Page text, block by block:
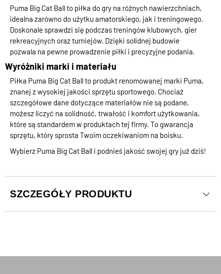
Puma Big Cat Ball to piłka do gry na różnych nawierzchniach,
idealna zarówno do użytku amatorskiego, jak i treningowego.
Doskonale sprawdzi się podczas treningów klubowych, gier
rekreacyjnych oraz turniejów. Dzięki solidnej budowie
pozwala na pewne prowadzenie piłki i precyzyjne podania.
Wyróżniki marki i materiału
Piłka Puma Big Cat Ball to produkt renomowanej marki Puma,
znanej z wysokiej jakości sprzętu sportowego. Chociaż
szczegółowe dane dotyczące materiałów nie są podane,
możesz liczyć na solidność, trwałość i komfort użytkowania,
które są standardem w produktach tej firmy. To gwarancja
sprzętu, który sprosta Twoim oczekiwaniom na boisku.
Wybierz Puma Big Cat Ball i podnieś jakość swojej gry już dziś!
SZCZEGÓŁY PRODUKTU